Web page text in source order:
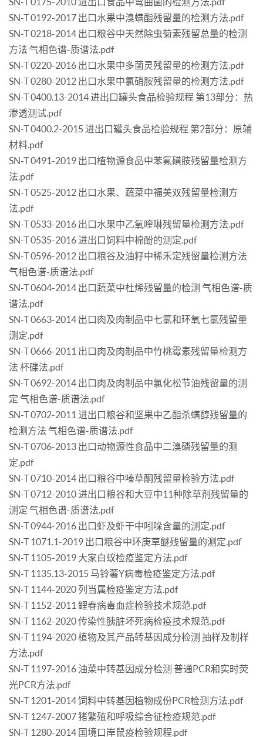
SN-T 0192-2017 出口水果中溴螨酯残留量的检测方法.pdf
SN-T 0218-2014 出口粮谷中天然除虫菊素残留总量的检测
方法 气相色谱-质谱法.pdf
SN-T 0220-2016 出口水果中多菌灵残留量的检测方法.pdf
SN-T 0280-2012 出口水果中氯硝胺残留量的检测方法.pdf
SN-T 0400.13-2014 进出口罐头食品检验规程 第13部分：热
渗透测试.pdf
SN-T 0400.2-2015 进出口罐头食品检验规程 第2部分：原辅
材料.pdf
SN-T 0491-2019 出口植物源食品中苯氟磺胺残留量检测方
法.pdf
SN-T 0525-2012 出口水果、蔬菜中福美双残留量检测方
法.pdf
SN-T 0533-2016 出口水果中乙氧喹啉残留量检测方法.pdf
SN-T 0535-2016 进出口饲料中棉酚的测定.pdf
SN-T 0596-2012 出口粮谷及油籽中稀禾定残留量检测方法
气相色谱-质谱法.pdf
SN-T 0604-2014 出口蔬菜中杜烯残留量的检测 气相色谱-质
谱法.pdf
SN-T 0663-2014 出口肉及肉制品中七氯和环氧七氯残留量
测定.pdf
SN-T 0666-2011 出口肉及肉制品中竹桃霉素残留量检测方
法 杯碟法.pdf
SN-T 0692-2014 出口肉及肉制品中氯化松节油残留量的测
定 气相色谱-质谱法.pdf
SN-T 0702-2011 进出口粮谷和坚果中乙酯杀螨醇残留量的
检测方法 气相色谱-质谱法.pdf
SN-T 0706-2013 出口动物源性食品中二溴磷残留量的测
定.pdf
SN-T 0710-2014 出口粮谷中嗪草酮残留量检验方法.pdf
SN-T 0712-2010 进出口粮谷和大豆中11种除草剂残留量的
测定 气相色谱-质谱法.pdf
SN-T 0944-2016 出口虾及虾干中吲哚含量的测定.pdf
SN-T 1071.1-2019 出口粮谷中环庚草醚残留量的测定.pdf
SN-T 1105-2019 大家白蚁检疫鉴定方法.pdf
SN-T 1135.13-2015 马铃薯Y病毒检疫鉴定方法.pdf
SN-T 1144-2020 列当属检疫鉴定方法.pdf
SN-T 1152-2011 鲤春病毒血症检验技术规范.pdf
SN-T 1162-2020 传染性胰脏坏死病检疫技术规范.pdf
SN-T 1194-2020 植物及其产品转基因成分检测 抽样及制样
方法.pdf
SN-T 1197-2016 油菜中转基因成分检测 普通PCR和实时荧
光PCR方法.pdf
SN-T 1201-2014 饲料中转基因植物成份PCR检测方法.pdf
SN-T 1247-2007 猪繁殖和呼吸综合征检疫规范.pdf
SN-T 1280-2014 国境口岸鼠疫检验规程.pdf